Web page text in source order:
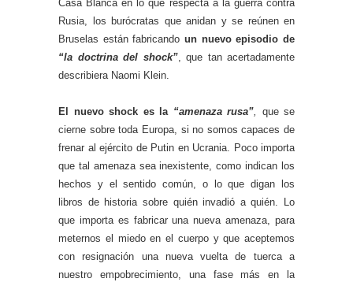
Casa Blanca en lo que respecta a la guerra contra
Rusia, los burócratas que anidan y se reúnen en
Bruselas están fabricando un nuevo episodio de
“la doctrina del shock”, que tan acertadamente
describiera Naomi Klein.
El nuevo shock es la “amenaza rusa”, que se
cierne sobre toda Europa, si no somos capaces de
frenar al ejército de Putin en Ucrania. Poco importa
que tal amenaza sea inexistente, como indican los
hechos y el sentido común, o lo que digan los
libros de historia sobre quién invadió a quién. Lo
que importa es fabricar una nueva amenaza, para
meternos el miedo en el cuerpo y que aceptemos
con resignación una nueva vuelta de tuerca a
nuestro empobrecimiento, una fase más en la